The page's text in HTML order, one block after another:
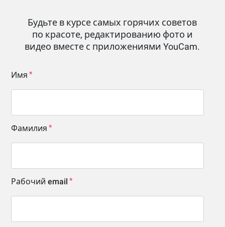
Будьте в курсе самых горячих советов
по красоте, редактированию фото и
видео вместе с приложениями YouCam.
Имя
Фамилия
Рабочий email